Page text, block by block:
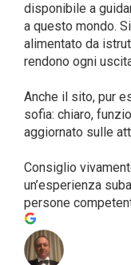
dispo­ni­bi­le a
a que­sto mon­do.
ali­men­ta­to da
ren­do­no ogni
Anche il sito, pur
so­fia: chia­ro,
aggior­na­to sul­le
Con­si­glio
un’esperienza
per­so­ne